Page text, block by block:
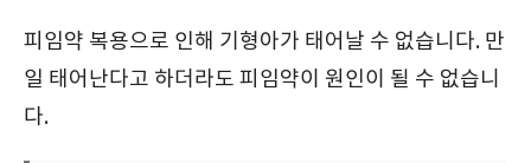
피임약 복용으로 인해 기형아가 태어날 수 없습니다. 만
일 태어난다고 하더라도 피임약이 원인이 될 수 없습니
다.